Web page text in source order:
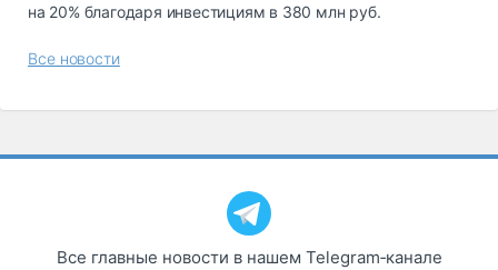
на 20% благодаря инвестициям в 380 млн руб.
Все новости
Все главные новости в нашем Telegram‑канале